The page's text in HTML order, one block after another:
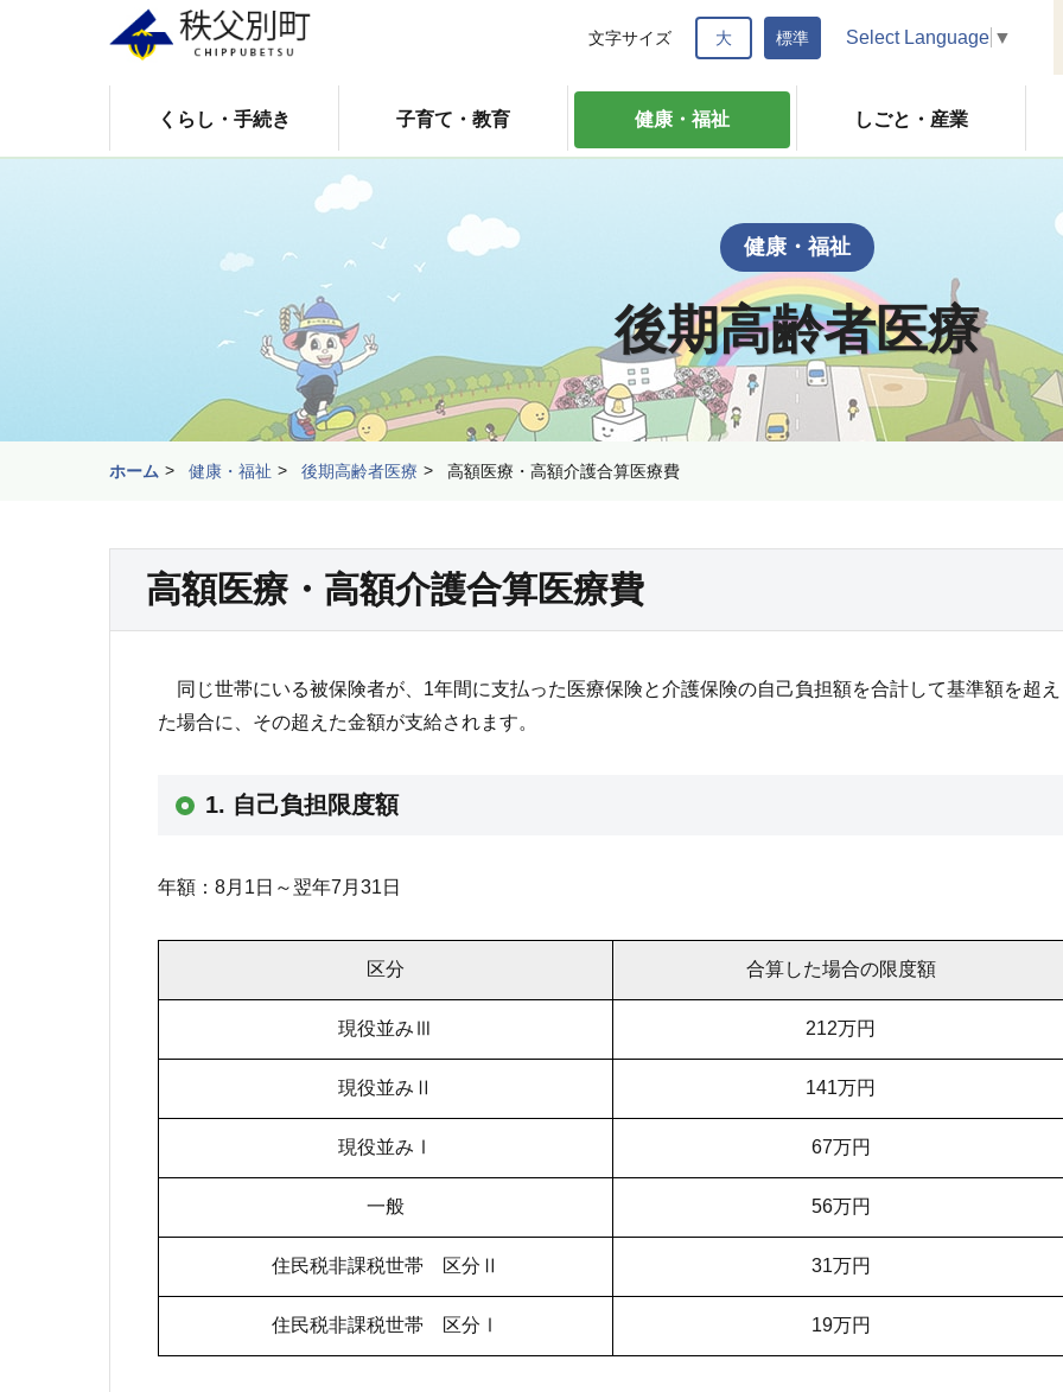
くらし・手続き 子育て・教育 健康・福祉 しごと・産業
文字サイズ 大 標準 Select Language ▼
健康・福祉
後期高齢者医療
ホーム 健康・福祉 後期高齢者医療 高額医療・高額介護合算医療費
高額医療・高額介護合算医療費
同じ世帯にいる被保険者が、1年間に支払った医療保険と介護保険の自己負担額を合計して基準額を超え
た場合に、その超えた金額が支給されます。
1. 自己負担限度額
年額：8月1日～翌年7月31日
区分 合算した場合の限度額
現役並みⅢ 212万円
現役並みⅡ 141万円
現役並みⅠ 67万円
一般 56万円
住民税非課税世帯 区分Ⅱ 31万円
住民税非課税世帯 区分Ⅰ 19万円